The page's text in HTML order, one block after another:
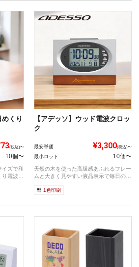
めくり
(税込)〜
10個〜
イズで和
電波時
【アデッソ】ウッド電波クロッ
ク
最安単価 ¥3,300(税込)〜
最小ロット 10個〜
天然の木を使った高級感あふれるフレー
ムと大きく見やすい液晶表示で毎日の時
1色印刷